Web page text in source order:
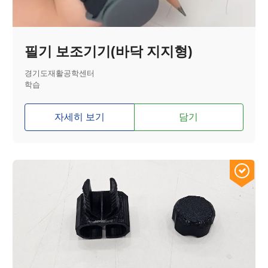
필기 보조기기(바닥 지지형)
경기도재활공학센터
학습
자세히 보기 담기